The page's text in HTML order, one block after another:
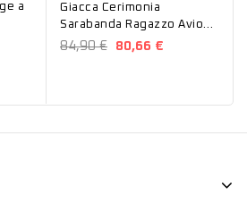
a
Giacca Cerimonia
Sarabanda Ragazzo Avion
G616
84,90 € 80,66 €